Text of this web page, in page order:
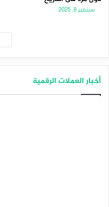
سبتمبر 8, 2025
أخبار العملات الرقمية